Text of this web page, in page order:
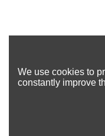
We use cookies to
constantly improve